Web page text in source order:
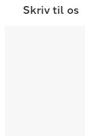
Skriv til os